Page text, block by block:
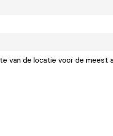
van de locatie voor de meest